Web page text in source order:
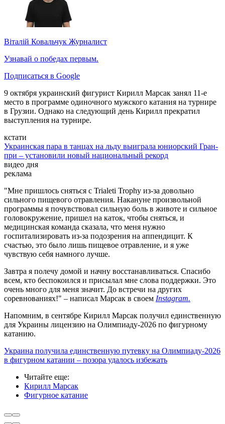
Віталій Ковальчук Журналист
Узнавай о победах первым.
Подписаться в Google
9 октября украинский фигурист Кирилл Марсак занял 11-е
место в программе одиночного мужского катания на турнире
в Грузии. Однако на следующий день Кирилл прекратил
выступления на турнире.
кстати
Украинская пара в танцах на льду выиграла юниорский Гран-
при – установили новый национальный рекорд
видео дня
реклама
"Мне пришлось сняться с Trialeti Trophy из-за довольно
сильного пищевого отравления. Накануне произвольной
программы я почувствовал сильную боль в животе и сильное
головокружение, пришел на каток, чтобы сняться, и
медицинская команда сказала, что меня нужно
госпитализировать из-за подозрения на аппендицит. К
счастью, это было лишь пищевое отравление, и я уже
чувствую себя намного лучше.
Завтра я полечу домой и начну восстанавливаться. Спасибо
всем, кто беспокоился и присылал мне слова поддержки. Это
очень много для меня значит. До встречи на других
соревнованиях!" – написал Марсак в своем Instagram.
Напомним, в сентябре Кирилл Марсак получил единственную
для Украины лицензию на Олимпиаду-2026 по фигурному
катанию.
Украина получила единственную путевку на Олимпиаду-2026
в фигурном катании – позора удалось избежать
Читайте еще:
Кирилл Марсак
Фигурное катание